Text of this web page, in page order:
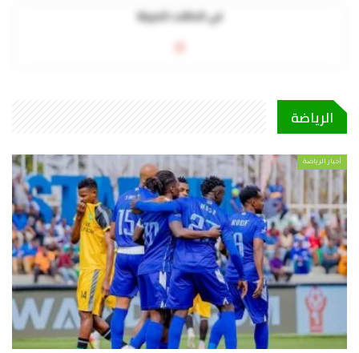
في الحالات الحرجة
الرياضة
أخبار الرياضة